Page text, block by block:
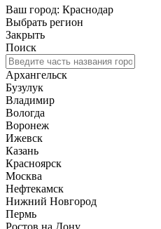
Ваш город: Краснодар
Выбрать регион
Закрыть
Поиск
Архангельск
Бузулук
Владимир
Вологда
Воронеж
Ижевск
Казань
Красноярск
Москва
Нефтекамск
Нижний Новгород
Пермь
Ростов на Дону